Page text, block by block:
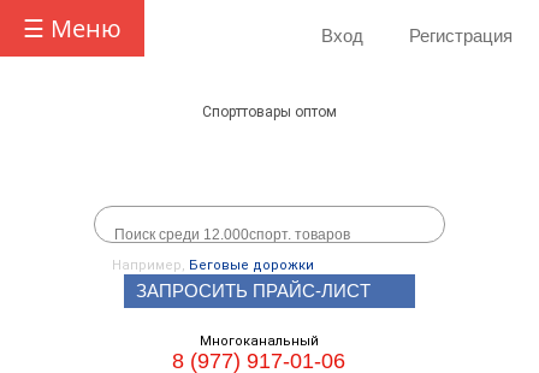
☰ Меню Вход Регистрация
Спорттовары оптом
Например, Беговые дорожки
ЗАПРОСИТЬ ПРАЙС-ЛИСТ
Многоканальный
8 (977) 917-01-06